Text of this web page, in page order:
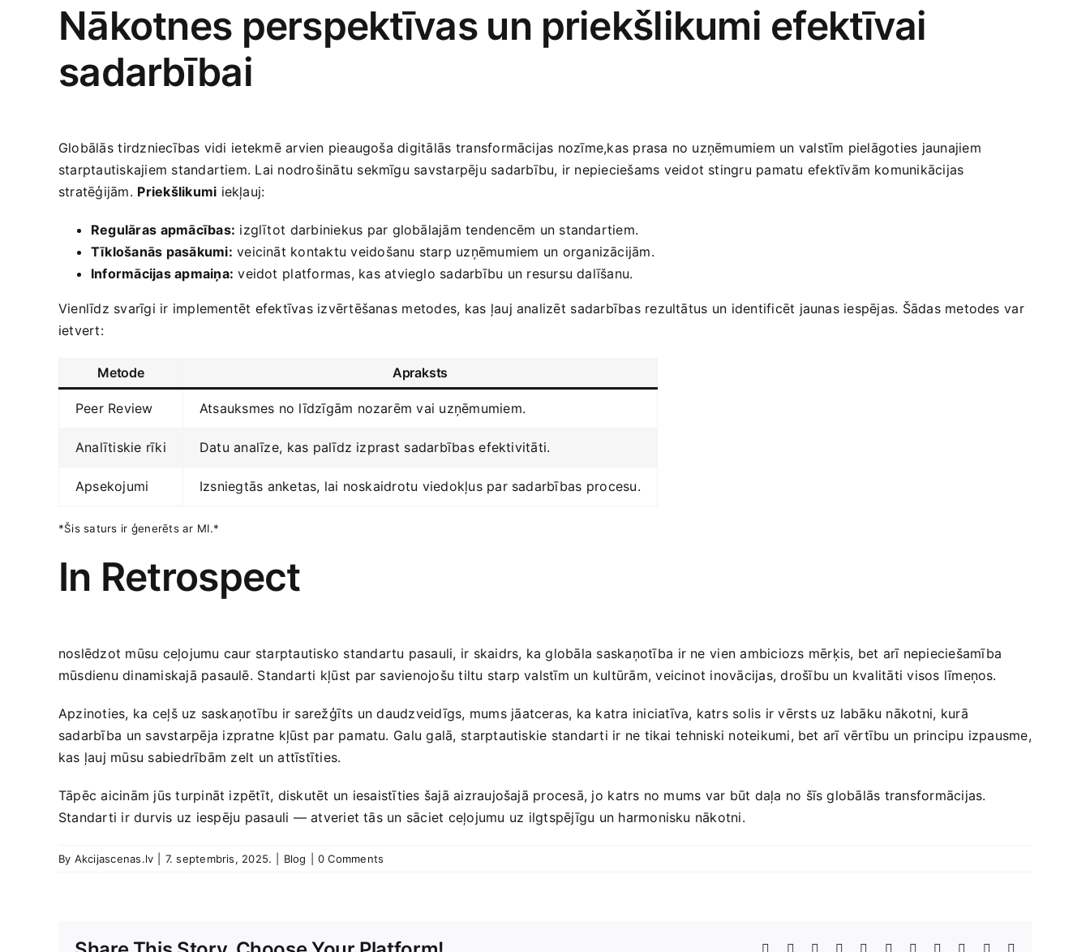
Nākotnes perspektīvas ⁢un⁣ priekšlikumi efektīvai
sadarbībai
Globālās ⁢tirdzniecības vidi ⁢ietekmē arvien pieaugoša digitālās⁢ transformācijas nozīme,kas prasa no uzņēmumiem‍ un valstīm pielāgoties jaunajiem
starptautiskajiem standartiem. Lai nodrošinātu sekmīgu savstarpēju sadarbību, ir nepieciešams veidot stingru pamatu efektīvām komunikācijas
stratēģijām.⁤ Priekšlikumi iekļauj:
Regulāras ⁤apmācības: izglītot⁣ darbiniekus par globālajām tendencēm un standartiem.
Tīklošanās pasākumi: veicināt‍ kontaktu‌ veidošanu starp ‍uzņēmumiem un ‍organizācijām.
Informācijas apmaiņa: veidot⁤ platformas, kas atvieglo​ sadarbību un resursu dalīšanu.
Vienlīdz svarīgi ir implementēt efektīvas izvērtēšanas ⁢metodes, ⁣kas ļauj analizēt⁤ sadarbības rezultātus un⁤ identificēt jaunas iespējas. Šādas metodes ⁣var
ietvert:
Metode Apraksts
Peer Review Atsauksmes no līdzīgām nozarēm vai uzņēmumiem.
Analītiskie rīki Datu ‍analīze,⁣ kas palīdz izprast⁢ sadarbības ⁤efektivitāti.
Apsekojumi Izsniegtās anketas, lai noskaidrotu viedokļus par sadarbības⁢ procesu.
*Šis saturs ir ⁤ģenerēts ar MI.*
In Retrospect
noslēdzot mūsu ‍ceļojumu caur‍ starptautisko standartu pasauli, ir skaidrs, ka globāla saskaņotība ⁢ir ne ⁢vien ambiciozs mērķis, bet arī‌ nepieciešamība
mūsdienu dinamiskajā pasaulē.⁣ Standarti kļūst⁤ par savienojošu tiltu starp valstīm‍ un kultūrām, veicinot ‌inovācijas, drošību un kvalitāti visos līmeņos.
Apzinoties,⁤ ka ceļš uz​ saskaņotību ir sarežģīts un daudzveidīgs, mums jāatceras, ka katra iniciatīva, katrs solis‌ ir vērsts uz labāku nākotni, ⁢kurā
sadarbība⁣ un‍ savstarpēja⁣ izpratne kļūst par pamatu. ⁣Galu galā,⁢ starptautiskie standarti ir ne tikai ⁣tehniski noteikumi, bet arī vērtību un principu izpausme,
kas ļauj mūsu sabiedrībām⁣ zelt un​ attīstīties.
Tāpēc aicinām jūs turpināt izpētīt, diskutēt un⁢ iesaistīties​ šajā aizraujošajā procesā,​ jo ⁢katrs no mums ‌var būt daļa ‌no šīs globālās transformācijas.
Standarti ir durvis ⁤uz iespēju pasauli — atveriet tās un sāciet ceļojumu uz ⁢ilgtspējīgu un harmonisku nākotni.
By Akcijascenas.lv 7. septembris, 2025. Blog 0 Comments
Facebook Reddit LinkedInWhatsAppTelegram
TumblrPinterest Xing